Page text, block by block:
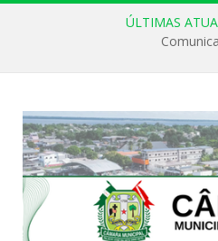
ÚLTIMAS